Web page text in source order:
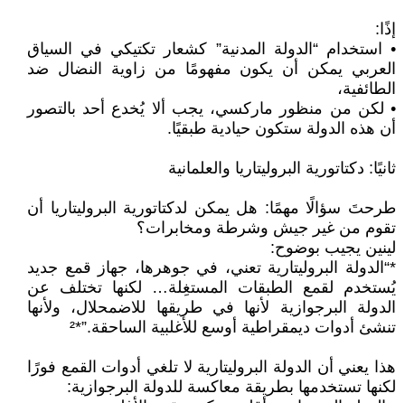
إذًا:
• استخدام “الدولة المدنية” كشعار تكتيكي في السياق
العربي يمكن أن يكون مفهومًا من زاوية النضال ضد
الطائفية،
• لكن من منظور ماركسي، يجب ألا يُخدع أحد بالتصور
أن هذه الدولة ستكون حيادية طبقيًا.
ثانيًا: دكتاتورية البروليتاريا والعلمانية
طرحتَ سؤالًا مهمًا: هل يمكن لدكتاتورية البروليتاريا أن
تقوم من غير جيش وشرطة ومخابرات؟
لينين يجيب بوضوح:
*“الدولة البروليتارية تعني، في جوهرها، جهاز قمع جديد
يُستخدم لقمع الطبقات المستغِلة… لكنها تختلف عن
الدولة البرجوازية لأنها في طريقها للاضمحلال، ولأنها
تنشئ أدوات ديمقراطية أوسع للأغلبية الساحقة.”*²
هذا يعني أن الدولة البروليتارية لا تلغي أدوات القمع فورًا
لكنها تستخدمها بطريقة معاكسة للدولة البرجوازية: